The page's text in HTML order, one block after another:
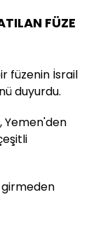
FÜZE
füzenin İsrail
duyurdu.
Yemen'den
girmeden